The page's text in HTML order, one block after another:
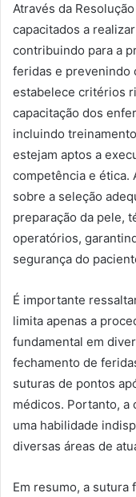
Através da
capacitados a
contribuindo para a
feridas e prevenindo
estabelece critérios
capacitação dos
incluindo
estejam aptos a
competência e ética.
sobre a seleção
preparação da pele,
operatórios,
segurança do
É importante
limita apenas a
fundamental em
fechamento de
suturas de pontos
médicos. Portanto, a
uma habilidade
diversas áreas de
Em resumo, a